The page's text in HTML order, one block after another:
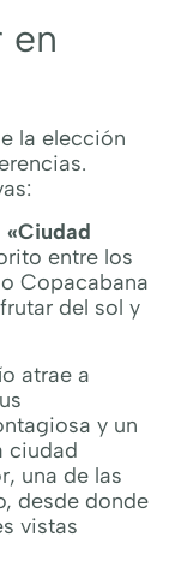
en
la elección
entre los
Copacabana
del sol y
atrae a
y un
ciudad
una de las
desde donde
vistas